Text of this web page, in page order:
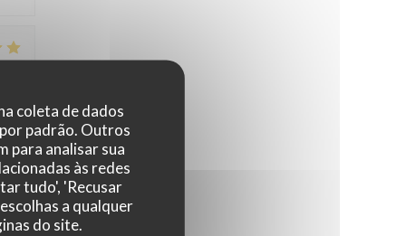
coleta de dados
padrão. Outros
para analisar sua
às redes
tudo', 'Recusar
a qualquer
do site.
3 /5